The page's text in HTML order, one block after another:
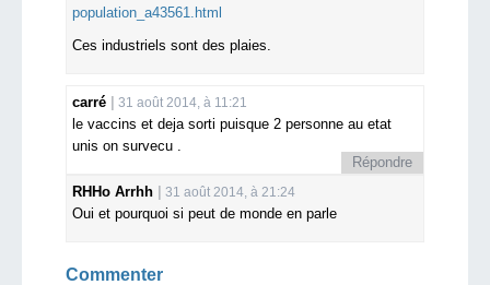
population_a43561.html
Ces industriels sont des plaies.
carré 31 août 2014, à 11:21
le vaccins et deja sorti puisque 2 personne au etat
unis on survecu .
Répondre
RHHo Arrhh
31 août 2014, à 21:24
Oui et pourquoi si peut de monde en parle
Commenter